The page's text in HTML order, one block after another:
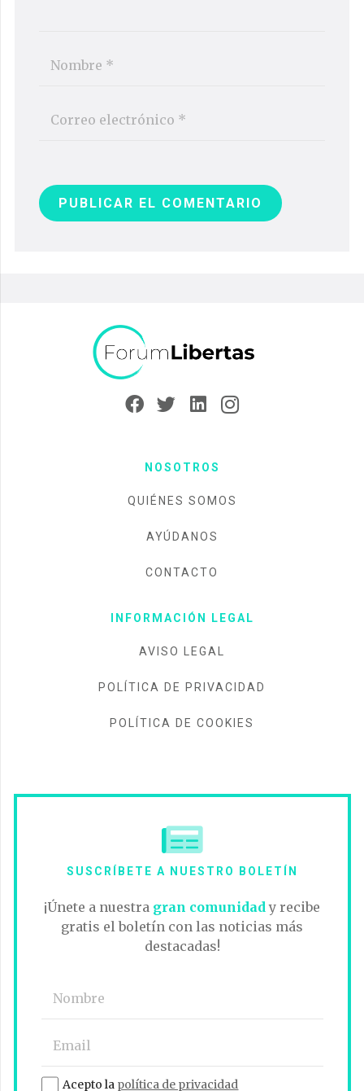
PUBLICAR EL COMENTARIO
NOSOTROS
QUIÉNES SOMOS
AYÚDANOS
CONTACTO
INFORMACIÓN LEGAL
AVISO LEGAL
POLÍTICA DE PRIVACIDAD
POLÍTICA DE COOKIES
SUSCRÍBETE A NUESTRO BOLETÍN
¡Únete a nuestra gran comunidady recibe
gratis el boletín con las noticias más
destacadas!
Acepto la política de privacidad